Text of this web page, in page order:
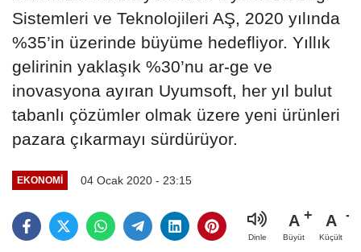
Sistemleri ve Teknolojileri AŞ, 2020 yılında
%35’in üzerinde büyüme hedefliyor. Yıllık
gelirinin yaklaşık %30’nu ar-ge ve
inovasyona ayıran Uyumsoft, her yıl bulut
tabanlı çözümler olmak üzere yeni ürünleri
pazara çıkarmayı sürdürüyor.
EKONOMI 04 Ocak 2020 - 23:15
Dinle
A
Büyüt
A
Küçült